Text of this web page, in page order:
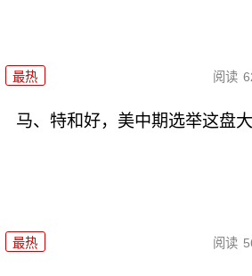
最热 阅读
马、特和好，美中期选举这盘
最热 阅读